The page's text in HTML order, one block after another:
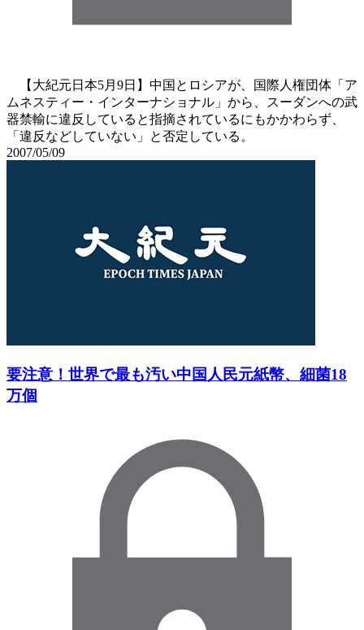
【大紀元日本5月9日】中国とロシアが、国際人権団体「ア
ムネスティー・インターナショナル」から、スーダンへの武
器禁輸に違反していると指摘されているにもかかわらず、
「違反などしていない」と否定している。
2007/05/09
要注意！世界で最も汚い中国人民元紙幣、細菌18
万個